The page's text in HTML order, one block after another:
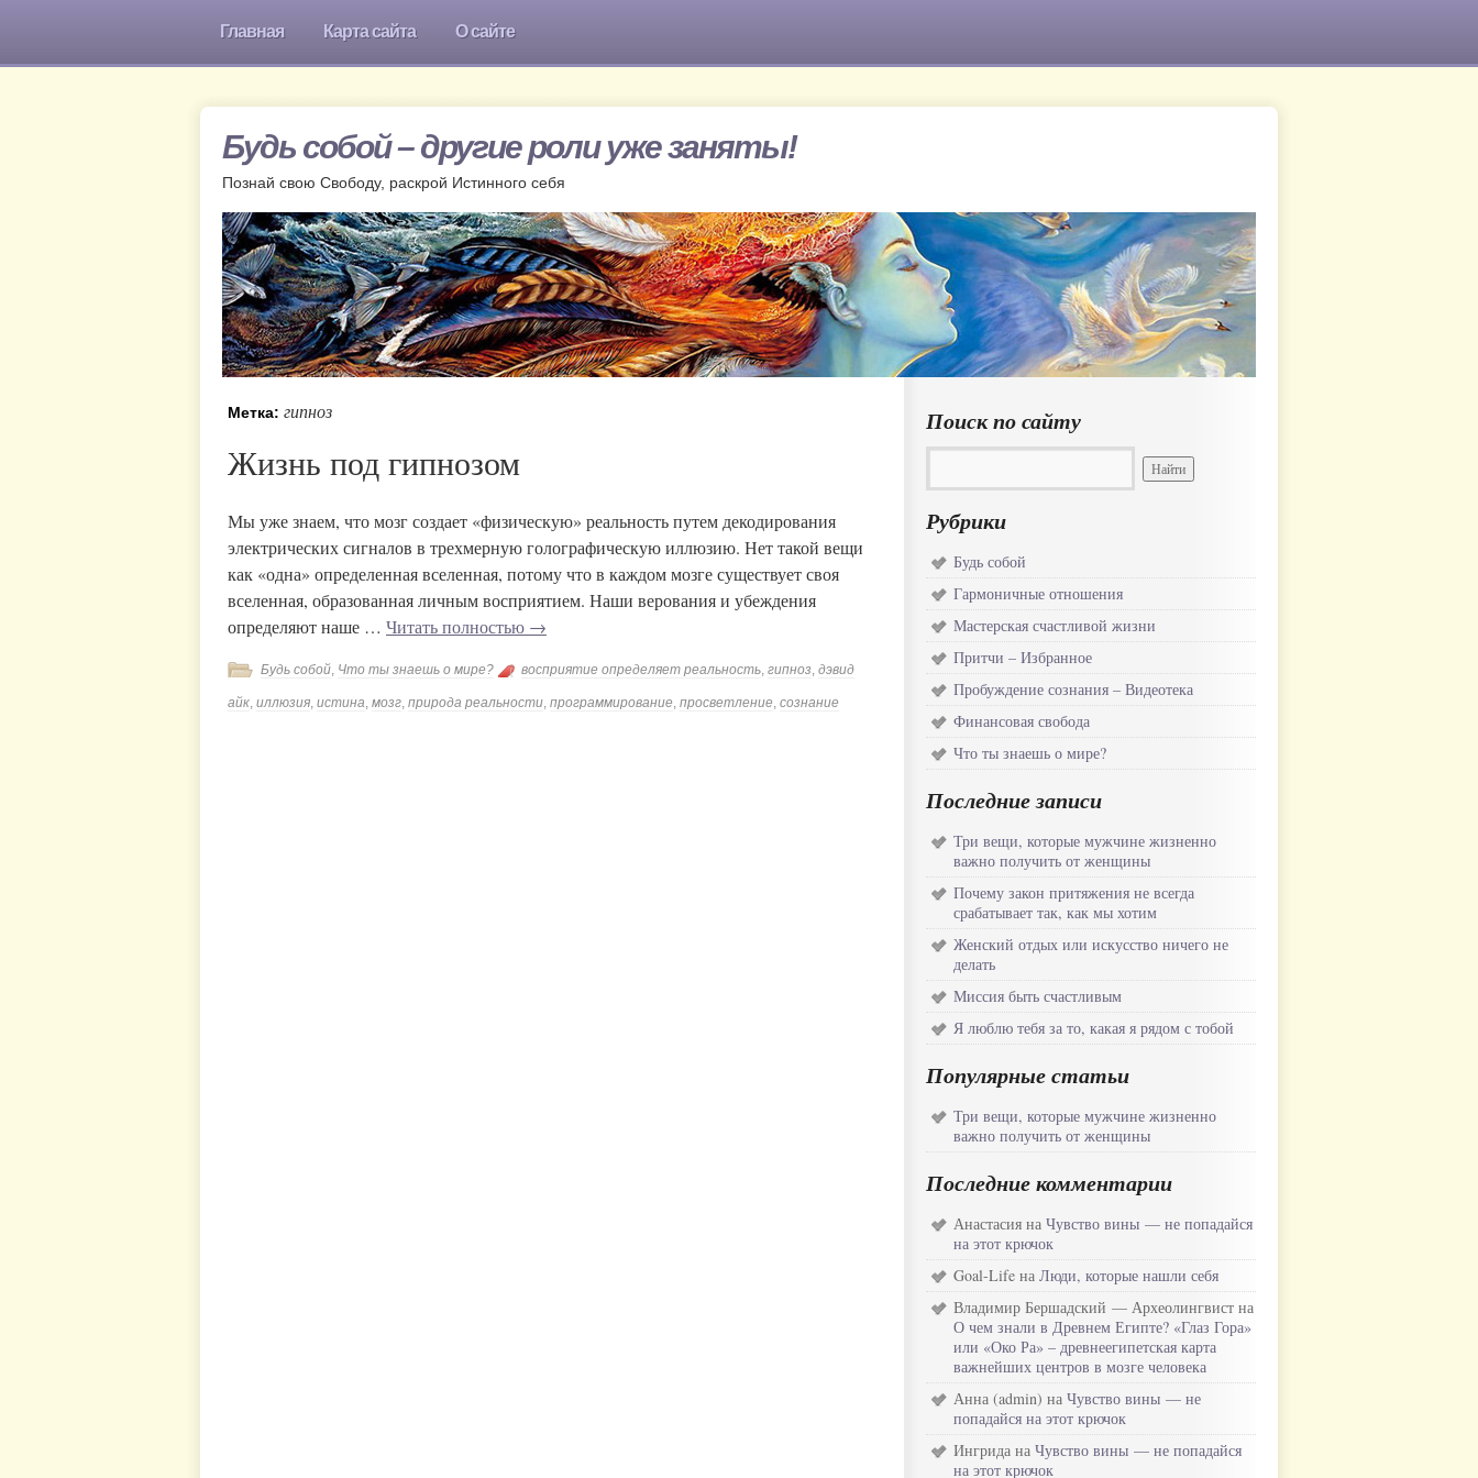
Главная Карта сайта О сайте
Будь собой – другие роли уже заняты!
Познай свою Свободу, раскрой Истинного себя
Метка: гипноз
Жизнь под гипнозом
Мы уже знаем, что мозг создает «физическую» реальность путем декодирования
электрических сигналов в трехмерную голографическую иллюзию. Нет такой вещи
как «одна» определенная вселенная, потому что в каждом мозге существует своя
вселенная, образованная личным восприятием. Наши верования и убеждения
определяют наше … Читать полностью →
Будь собой, Что ты знаешь о мире? восприятие определяет реальность, гипноз, дэвид
айк, иллюзия, истина, мозг, природа реальности, программирование, просветление, сознание
Поиск по сайту
Рубрики
Будь собой
Гармоничные отношения
Мастерская счастливой жизни
Притчи – Избранное
Пробуждение сознания – Видеотека
Финансовая свобода
Что ты знаешь о мире?
Последние записи
Три вещи, которые мужчине жизненно
важно получить от женщины
Почему закон притяжения не всегда
срабатывает так, как мы хотим
Женский отдых или искусство ничего не
делать
Миссия быть счастливым
Я люблю тебя за то, какая я рядом с тобой
Популярные статьи
Три вещи, которые мужчине жизненно
важно получить от женщины
Последние комментарии
Анастасия на Чувство вины — не попадайся
на этот крючок
Goal-Life на Люди, которые нашли себя
Владимир Бершадский — Археолингвист на
О чем знали в Древнем Египте? «Глаз Гора»
или «Око Ра» – древнеегипетская карта
важнейших центров в мозге человека
Анна (admin) на Чувство вины — не
попадайся на этот крючок
Ингрида на Чувство вины — не попадайся
на этот крючок